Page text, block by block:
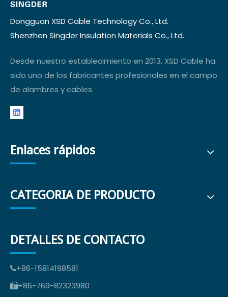
Dongguan XSD Cable Technology Co., Ltd.
Shenzhen Singder Insulation Materials Co., Ltd.
Desde nuestro establecimiento en 2013, XSD Cable ha
sido uno de los fabricantes profesionales en el campo
de alambres y cables.
Enlaces rápidos
CATEGORIA DE PRODUCTO
DETALLES DE CONTACTO
+86-15814198581
+86-769-82323980